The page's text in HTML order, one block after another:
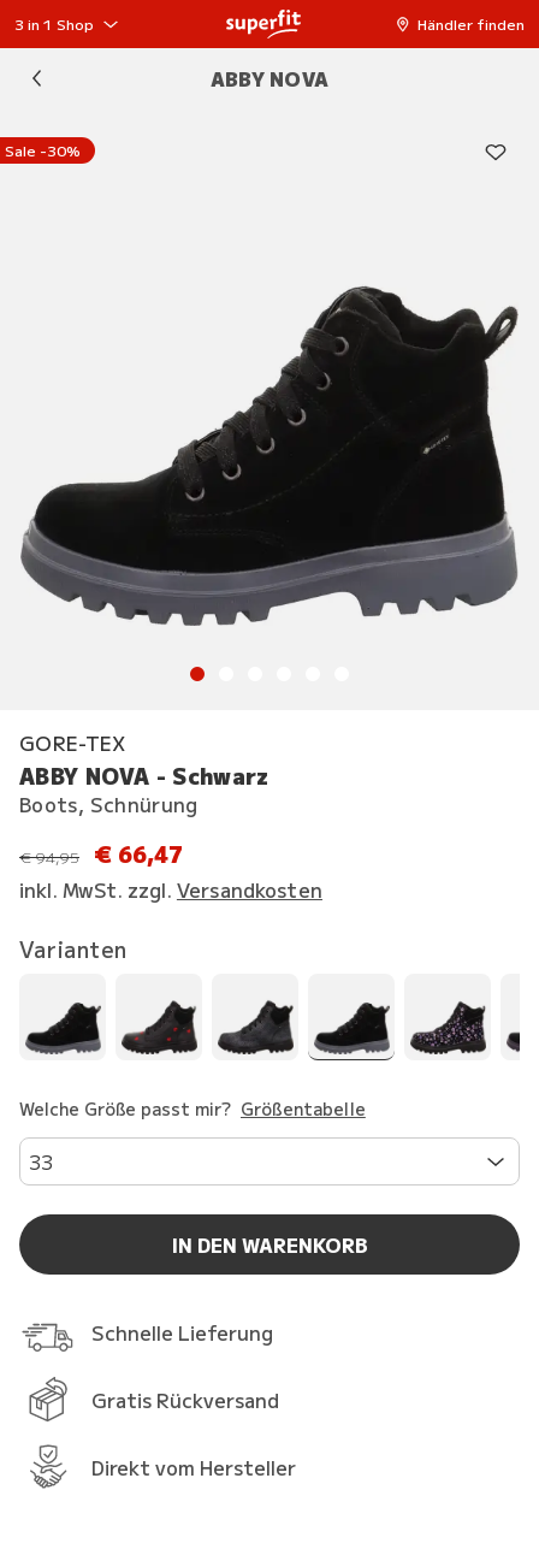
3 in 1 Shop Händler finden
ABBY NOVA
Sale -30%
GORE-TEX
ABBY NOVA - Schwarz
Boots, Schnürung
statt
€ 94,95 € 66,47
inkl. MwSt. zzgl. Versandkosten
Varianten
Welche Größe passt mir? Größentabelle
33
IN DEN WARENKORB
Schnelle Lieferung
Gratis Rückversand
Direkt vom Hersteller